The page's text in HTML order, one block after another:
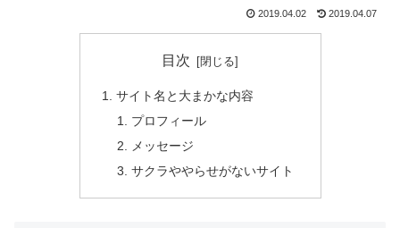
2019.04.02 2019.04.07
目次
サイト名と大まかな内容
プロフィール
メッセージ
サクラややらせがないサイト